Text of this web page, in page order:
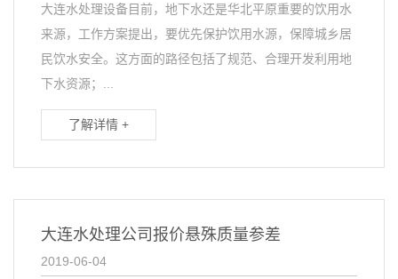
大连水处理设备目前，地下水还是华北平原重要的饮用水
来源，工作方案提出，要优先保护饮用水源，保障城乡居
民饮水安全。这方面的路径包括了规范、合理开发利用地
下水资源；...
了解详情 +
大连水处理公司报价悬殊质量参差
2019-06-04